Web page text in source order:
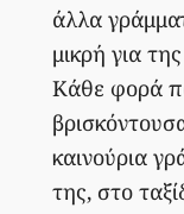
άλλα
μικρή για
Κάθε φορά
καινούρια
της, στο